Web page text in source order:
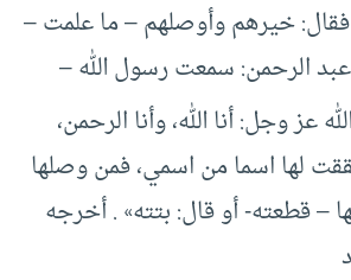
خيرهم وأوصلهم – ما علمت –
الرحمن: سمعت رسول الله –
عز وجل: أنا الله، وأنا الرحمن،
لها اسما من اسمي، فمن وصلها
– قطعته- أو قال: بتته» . أخرجه